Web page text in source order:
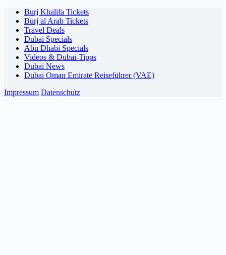
Burj Khalifa Tickets
Burj al Arab Tickets
Travel Deals
Dubai Specials
Abu Dhabi Specials
Videos & Dubai-Tipps
Dubai News
Dubai Oman Emirate Reiseführer (VAE)
Impressum Datenschutz